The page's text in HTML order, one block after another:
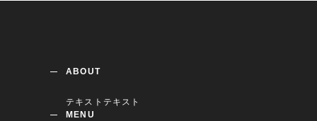
ABOUT
テキストテキスト
MENU